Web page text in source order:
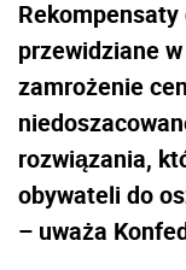
przewidziane
zamrożenie
rozwiązania,
obywateli do
– uważa